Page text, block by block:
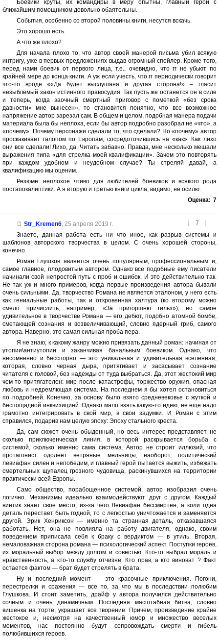
Боевики круты, их командиры в меру опытны, главный герой с
ближайшим помощником довольно обаятельны.
События, особенно со второй половины книги, несутся вскачь.
Это хорошо есть.
А что же плохо?
Для начала плохо то, что автор своей манерой письма убил всякую
интригу, уже в первых предложениях выдав огромный спойлер. Кроме того,
перед нами боевик от первого лица, т.е., очевидно, что гг не убьют по
крайней мере до конца книги. А уж если учесть, что гг периодически говорит
что-то вроде ««Да будет выслушана и другая сторона!» – гласит
незыблемый закон истинного правосудия. Так пусть же останется он в силе
и теперь, когда заочный смертный приговор с пометкой «без срока
давности» мне вынесен», то становится понятно, что все возможное
напряжение автор зарезал сам. В общем и целом, подобная манера подачи
материала была бы неплоха, если бы автор подробно разобрал не «что», а
«почему». Почему персонажи сделали то, что сделали? Но «почему» автор
проскакивает галопом по Европам, сосредоточившись на «как». Как лихо
они все сделали! Лихо, да. Читать забавно. Правда, мне несколько мешали
выражения типа «для стрелка моей квалификации». Зачем это повторять
при каждом удобном и неудобном случае? Ты стреляй давай, а
квалификацию мы оценим.
Резюме: неплохое чтиво для любителей боевиков и всякого рода
постапокалиптики. А я вторую и третью книги цикла, видимо, не осилю.
Оценка: 7
[ 7 ]
Str_Kremen6, 25 апреля 2019 г.
Знаете, данная работа есть ни что иное, как разрыв системы и
шаблонов авторского творчества в целом. С очень хорошей стороны,
конечно.
Роман Глушков является очень популярным, профессиональным и,
самое главное, плодовитым автором. Однако все подобные ему писатели
начинали свой непростой путь с проб и ошибок. И это действительно так.
Не так уж и много примеров, когда первые произведения автора бывали
очень сильными. Да, творчество Романа не является эталоном, у него есть
как гениальные работы, так и откровенная халтура (ко второму можно
смело причислить, например, «За пригоршню гильз»), но самое
удивительное в творчестве Романа — его дебют, подобно атомной бомбе,
сметающей сознания и возвеличивающий, словно ядерный гриб, самого
автора. Наверно, это самая сильная проба пера.
Я не знаю, к какому жанру можно привязать данный роман: начиная от
утопии\антиутопии и заканчивая банальным боевиком. Однако, что
несомненно и бесспорно — это уникальная и удивительная вселенная,
которая, словно черная дыра, притягивает и засасывает сознание
читателя с головой, без надежды от туда выбраться. Да, этот жестокий мир
чем-то притягателен: мир после катастрофы, торжество оружия, опасная
любовь и недремлющая система. На последнем я бы хотел остановиться
по подробней. Конечно, за основу было взято средневековье с жуткой и
беспощадной инквизицией. Однако мало взять какую-то идею, ее еще надо
грамотно интегрировать в свой мир, в свои задумки. И Роман с этим
справился, подарив нам целую эпоху: Эпоху стального креста.
Да, сам сюжет очень обыденный, но весь интерес представляет не
сколько приключенческая линия, в которой раскрывается борьба с
системой, сколько именно сама система. Автор не строит иллюзий, что
протагонист одолеет ветряные мельницы, наоборот, политический
левиафан силен и непобедим, и главный герой пытается выжить, избежать
смертельных щупалец грозного чудовища, раскинувшихся на территории
практически всей Европы.
Само общество, порабощенное системой, автор изобразил очень
логично. Механизмы идеально взаимодействуют друг с другом. Каждый
винтик знает свое место, из-за чего Левиафан бессмертен, а коли одна
деталь перестает быть годной, то с легкостью уничтожается и заменяется
другой. Эрик Хенриксон — именно та странная деталь, отказавшаяся
работать. Нет, она не повлияла на работу двигателя, однако, своим
поведением приписала себя к браку с вердиктом — в утиль. Вторая,
немаловажная сторона романа — психологический аспект. Поступки героев,
их моральный выбор между долгом и совестью. Кто-то выбрал мораль и
нравственность, а кто-то службу отчизне. Кто прав, а кто виноват ? Факт
остается фактом — брат будет стрелять в брата.
Ну и последний момент — это красочные приключения. Погони,
перестрелки и сражения — все то, за что мы в последствии полюбим
Глушкова. И стоит заметить, драйф у автора получился действительно
сочным и очень динамичным. Последняя масштабная битва, словно
вишенка на торте, украшает все творение. Причем, произведение крайне
жестокое и, несмотря на качественный юмор и множество веселых
моментов, нас постоянно будут сопровождать смерти и гибель
полюбившихся героев.